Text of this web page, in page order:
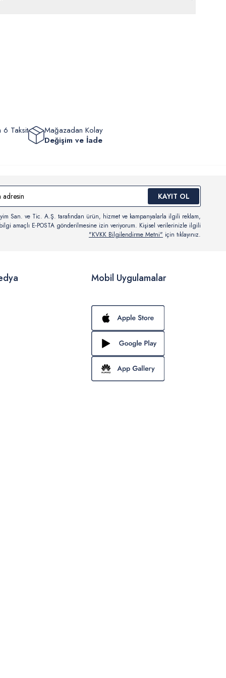
6 Taksit
Mağazadan Kolay
Değişim ve İade
KAYIT OL
San. ve Tic. A.Ş. tarafından ürün, hizmet ve kampanyalarla ilgili reklam,
amaçlı E-POSTA gönderilmesine izin veriyorum. Kişisel verilerinizle ilgili
"KVKK Bilgilendirme Metni" için tıklayınız.
Mobil Uygulamalar